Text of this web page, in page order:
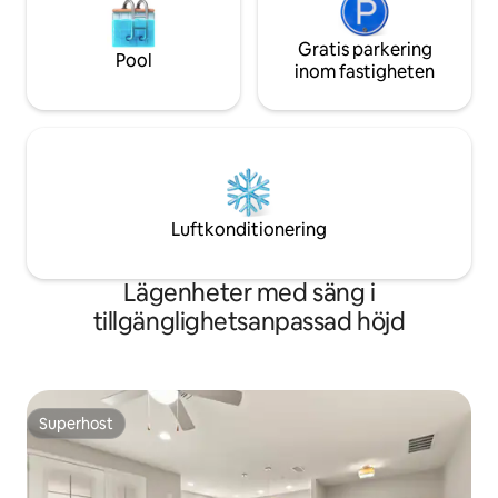
Pool
Gratis parkering
inom fastigheten
Luftkonditionering
Lägenheter med säng i
tillgänglighetsanpassad höjd
Superhost
Superhost